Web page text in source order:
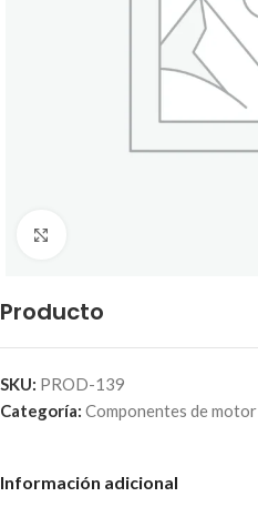
Producto
SKU: PROD-139
Categoría: Componentes de motor
Información adicional